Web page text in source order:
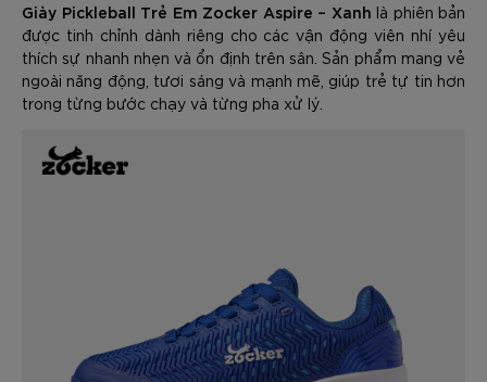
Giày Pickleball Trẻ Em Zocker Aspire – Xanh là phiên bản
được tinh chỉnh dành riêng cho các vận động viên nhí yêu
thích sự nhanh nhẹn và ổn định trên sân. Sản phẩm mang vẻ
ngoài năng động, tươi sáng và mạnh mẽ, giúp trẻ tự tin hơn
trong từng bước chạy và từng pha xử lý.